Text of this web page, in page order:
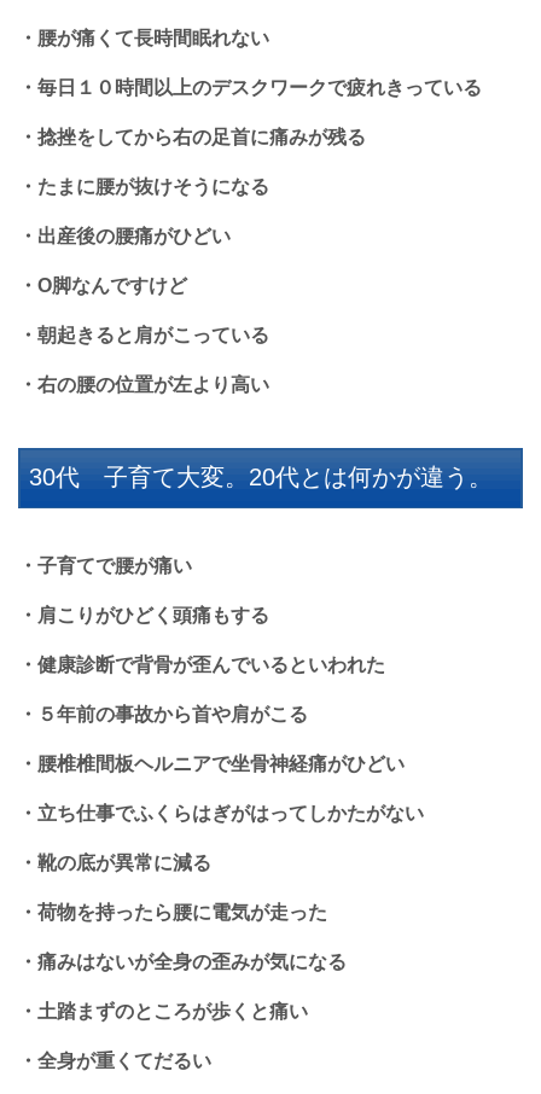
・腰が痛くて長時間眠れない
・毎日１０時間以上のデスクワークで疲れきっている
・捻挫をしてから右の足首に痛みが残る
・たまに腰が抜けそうになる
・出産後の腰痛がひどい
・O脚なんですけど
・朝起きると肩がこっている
・右の腰の位置が左より高い
30代 子育て大変。20代とは何かが違う。
・子育てで腰が痛い
・肩こりがひどく頭痛もする
・健康診断で背骨が歪んでいるといわれた
・５年前の事故から首や肩がこる
・腰椎椎間板ヘルニアで坐骨神経痛がひどい
・立ち仕事でふくらはぎがはってしかたがない
・靴の底が異常に減る
・荷物を持ったら腰に電気が走った
・痛みはないが全身の歪みが気になる
・土踏まずのところが歩くと痛い
・全身が重くてだるい